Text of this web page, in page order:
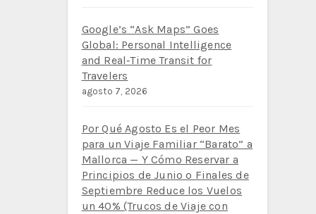
Google’s “Ask Maps” Goes
Global: Personal Intelligence
and Real‑Time Transit for
Travelers
agosto 7, 2026
Por Qué Agosto Es el Peor Mes
para un Viaje Familiar “Barato” a
Mallorca — Y Cómo Reservar a
Principios de Junio o Finales de
Septiembre Reduce los Vuelos
un 40% (Trucos de Viaje con